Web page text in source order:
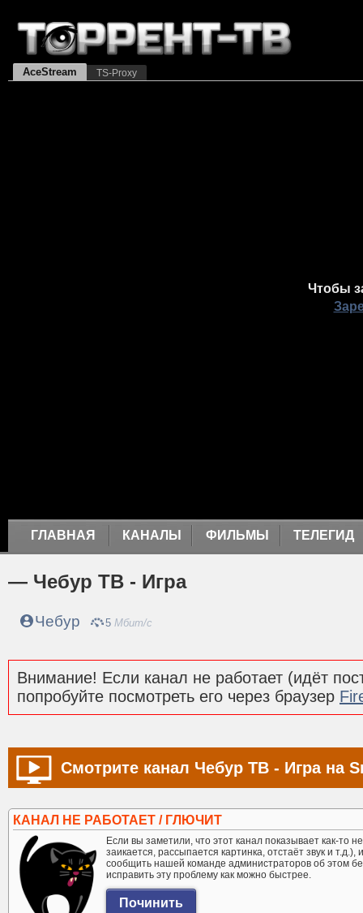
AceStream TS-Proxy
Чтобы
ГЛАВНАЯ КАНАЛЫ ФИЛЬМЫ ТЕЛЕГИД
— Чебур ТВ - Игра
Чебур 5 Мбит/с
Внимание! Если канал не работает (идёт
попробуйте посмотреть его через браузер
Смотрите канал Чебур ТВ - Игра на
КАНАЛ НЕ РАБОТАЕТ / ГЛЮЧИТ
Если вы заметили, что этот канал показывает как-то
заикается, рассыпается картинка, отстаёт звук и
сообщить нашей команде администраторов об этом
исправить эту проблему как можно быстрее.